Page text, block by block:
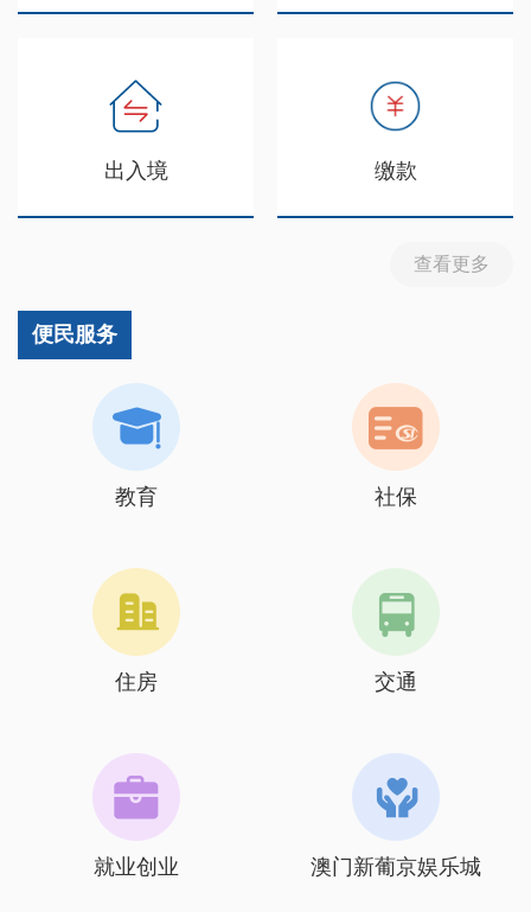
出入境 缴款
查看更多
便民服务
教育 社保
住房 交通
就业创业 澳门新葡京娱乐城